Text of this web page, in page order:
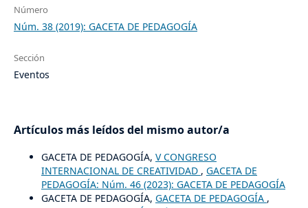
Número
Núm. 38 (2019): GACETA DE PEDAGOGÍA
Sección
Eventos
Artículos más leídos del mismo autor/a
GACETA DE PEDAGOGÍA, V CONGRESO
INTERNACIONAL DE CREATIVIDAD , GACETA DE
PEDAGOGÍA: Núm. 46 (2023): GACETA DE PEDAGOGÍA
GACETA DE PEDAGOGÍA, GACETA DE PEDAGOGÍA ,